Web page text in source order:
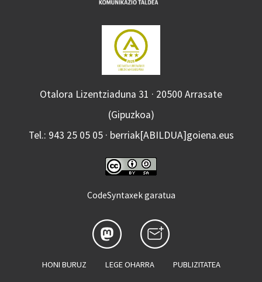
Otalora Lizentziaduna 31 · 20500 Arrasate
(Gipuzkoa)
Tel.: 943 25 05 05 · berriak[ABILDUA]goiena.eus
CodeSyntaxek garatua
HONI BURUZ LEGE OHARRA PUBLIZITATEA